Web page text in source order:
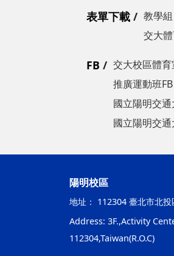
表單下載 教學組
交大
FB 交大校區體育
推廣運動班FB
國立陽明交
國立陽明交
陽明校區
地址： 112304 臺北市北
Address: 3F.,Activity
112304,Taiwan(R.O.C)